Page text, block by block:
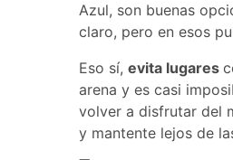
Azul, son buenas
claro, pero en esos
Eso sí, evita lugares
arena y es casi
volver a disfrutar del
y mantente lejos de